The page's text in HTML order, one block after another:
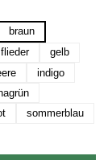
braun
flieder
gelb
indigo
sommerblau